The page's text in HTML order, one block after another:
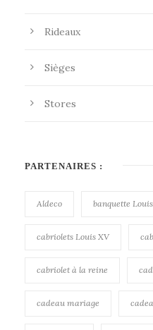
Rideaux
Sièges
Stores
PARTENAIRES :
Aldeco banquette
cabriolets Louis XV
cabriolet à la reine
cadeau mariage